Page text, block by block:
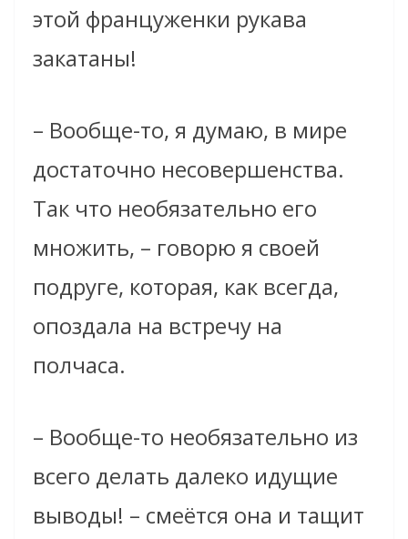
этой француженки рукава
закатаны!
– Вообще-то, я думаю, в мире
достаточно несовершенства.
Так что необязательно его
множить, – говорю я своей
подруге, которая, как всегда,
опоздала на встречу на
полчаса.
– Вообще-то необязательно из
всего делать далеко идущие
выводы! – смеётся она и тащит